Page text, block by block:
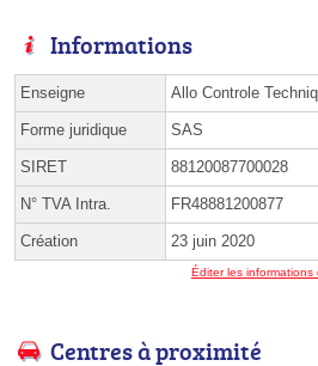
Informations
Enseigne Allo Controle
Forme juridique SAS
SIRET 88120087700028
N° TVA Intra. FR48881200877
Création 23 juin 2020
Éditer les
Centres à proximité